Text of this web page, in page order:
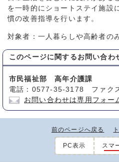
を一時的にショートステイ施設
慣の改善指導を行います。
対象者：一人暮らしや高齢者の
このページに関する お問い合わ
市民福祉部 高年介護課
電話：0577-35-3178 ファク
お問い合わせは専用フォー
前のページへ戻る
PC表示 スマ